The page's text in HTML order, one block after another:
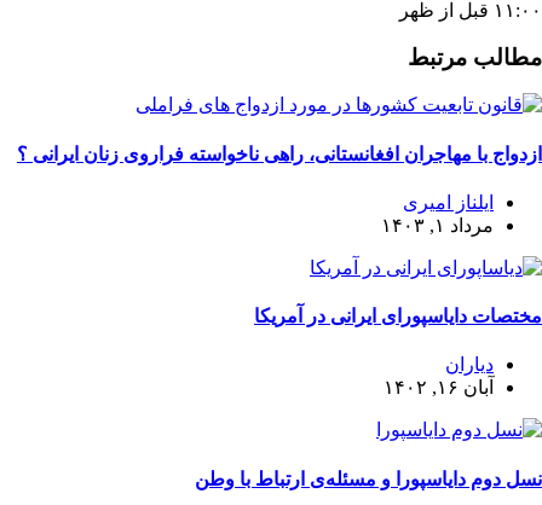
۱۱:۰۰ قبل از ظهر
مطالب مرتبط
ازدواج با مهاجران افغانستانی، راهی ناخواسته فراروی زنان ایرانی ؟
ایلناز امیری
مرداد ۱, ۱۴۰۳
مختصات دایاسپورای ایرانی در آمریکا
دیاران
آبان ۱۶, ۱۴۰۲
نسل دوم دایاسپورا و مسئله‌ی ارتباط با وطن